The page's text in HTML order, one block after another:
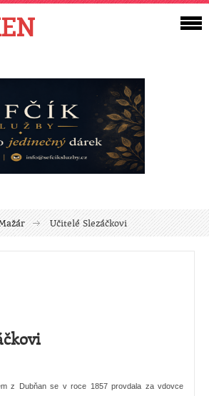
Učitelé Slezáčkovi
z Dubňan se v roce 1857 provdala za vdovce